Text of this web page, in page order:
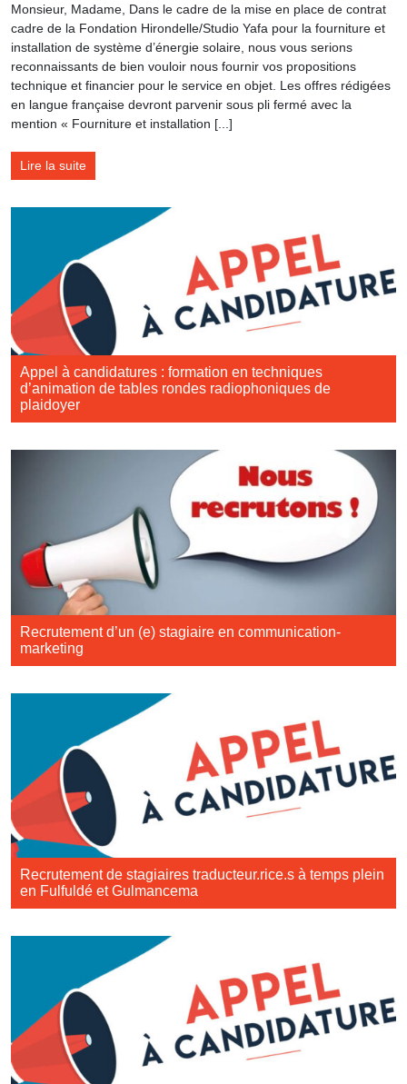
Monsieur, Madame, Dans le cadre de la mise en place de contrat
cadre de la Fondation Hirondelle/Studio Yafa pour la fourniture et
installation de système d’énergie solaire, nous vous serions
reconnaissants de bien vouloir nous fournir vos propositions
technique et financier pour le service en objet. Les offres rédigées
en langue française devront parvenir sous pli fermé avec la
mention « Fourniture et installation [...]
Lire la suite
Appel à candidatures : formation en techniques
d’animation de tables rondes radiophoniques de
plaidoyer
Recrutement d’un (e) stagiaire en communication-
marketing
Recrutement de stagiaires traducteur.rice.s à temps plein
en Fulfuldé et Gulmancema